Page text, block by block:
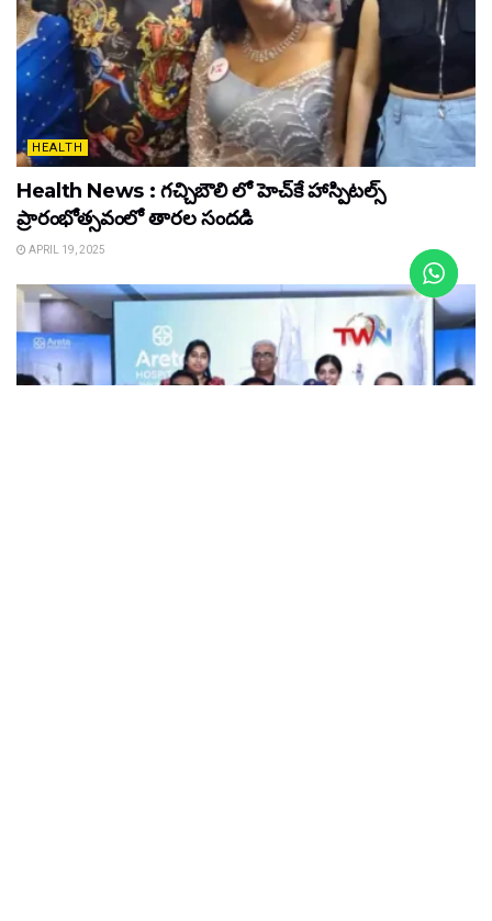
HEALTH
Health News : గచ్చిబౌలి లో హెచ్‌కే హాస్పిటల్స్
ప్రారంభోత్సవంలో తారల సందడి
APRIL 19, 2025